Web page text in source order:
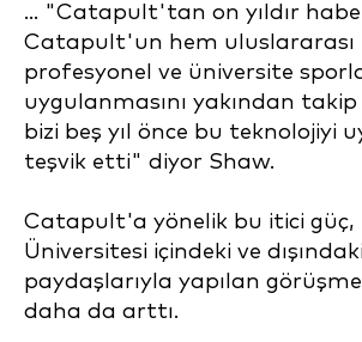
... "Catapult'tan on yıldır
Catapult'un hem uluslararası
profesyonel ve üniversite
uygulanmasını yakından
bizi beş yıl önce bu teknolojiyi
teşvik etti" diyor Shaw.
Catapult'a yönelik bu itici güç,
Üniversitesi içindeki ve
paydaşlarıyla yapılan
daha da arttı.